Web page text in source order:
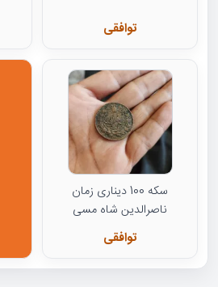
توافقی
سکه 100 دیناری زمان
ناصرالدین شاه مسی
توافقی